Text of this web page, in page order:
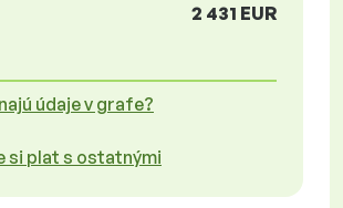
2 431 EUR
údaje v grafe?
si plat s ostatnými